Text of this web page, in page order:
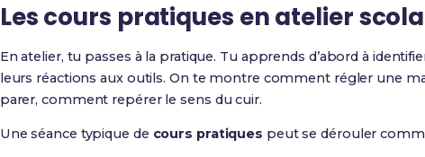
Les cours pratiques en atelier
En atelier, tu passes à la pratique. Tu apprends d’abord à
leurs réactions aux outils. On te montre comment régler une
parer, comment repérer le sens du cuir.
Une séance typique de cours pratiques peut se dérouler